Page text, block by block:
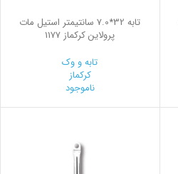
تابه 32*7.0 سانتیمتر استیل مات
پرولاین کرکماز 1177
تابه و وک
کرکماز
ناموجود